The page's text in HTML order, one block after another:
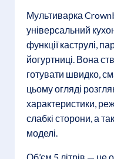
Мультиварка
універсальний
функції каструлі,
йогуртниці. Вона
готувати швидко,
цьому огляді
характеристики,
слабкі сторони, а
моделі.
Об’єм 5 літрів — це